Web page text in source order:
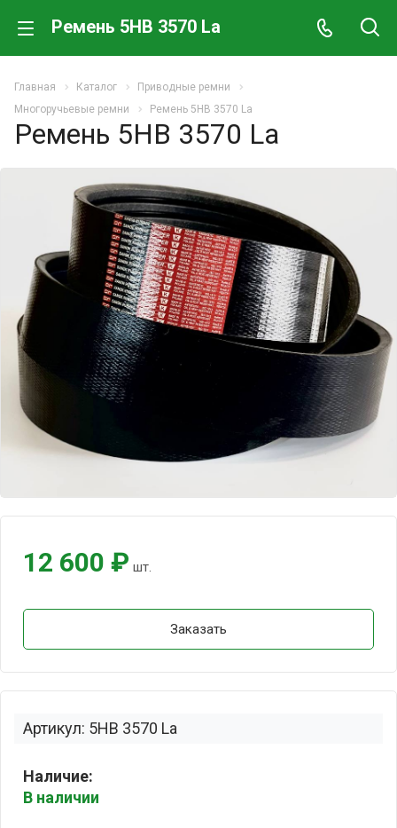
Ремень 5HB 3570 La
Главная Каталог
Приводные ремни
Многоручьевые ремни
Ремень 5HB 3570 La
Ремень 5HB 3570 La
Артикул: 5HB 3570 La
Наличие:
В наличии
12 600 ₽ шт.
Заказать